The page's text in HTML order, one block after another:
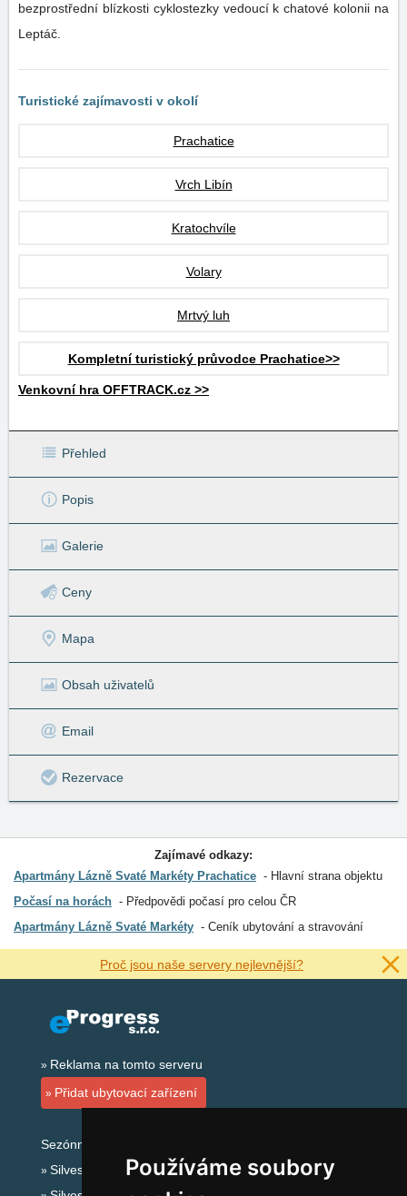
Používáme soubory
bezprostřední blízkosti cyklostezky vedoucí k chatové kolonii na
Leptáč.
Turistické zajímavosti v okolí
Prachatice
Vrch Libín
Kratochvíle
Volary
Mrtvý luh
Kompletní turistický průvodce Prachatice>>
Venkovní hra OFFTRACK.cz >>
Přehled
Popis
Galerie
Ceny
Mapa
Obsah uživatelů
Email
Rezervace
Zajímavé odkazy:
Apartmány Lázně Svaté Markéty Prachatice
Hlavní strana objektu
Počasí na horách
Předpovědi počasí pro celou ČR
Apartmány Lázně Svaté Markéty
Ceník ubytování a stravování
Proč jsou naše servery nejlevnější?
Reklama na tomto serveru
Přidat ubytovací zařízení
Sezónní odkazy:
Silvester Šumava